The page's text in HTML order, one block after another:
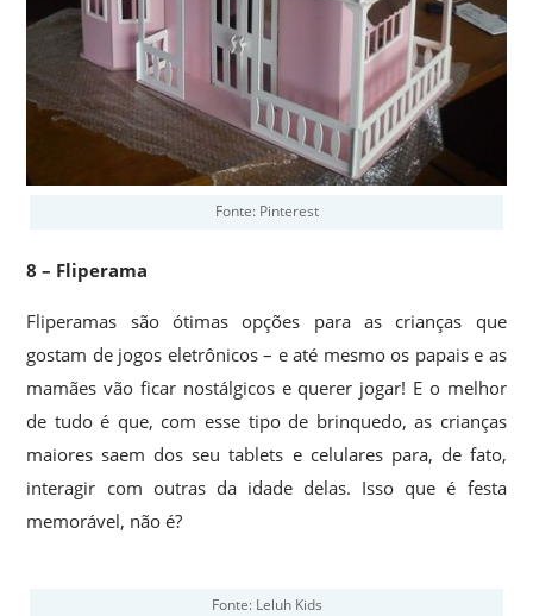
Fonte: Pinterest
8 – Fliperama
Fliperamas são ótimas opções para as crianças que
gostam de jogos eletrônicos – e até mesmo os papais e as
mamães vão ficar nostálgicos e querer jogar! E o melhor
de tudo é que, com esse tipo de brinquedo, as crianças
maiores saem dos seu tablets e celulares para, de fato,
interagir com outras da idade delas. Isso que é festa
memorável, não é?
Fonte: Leluh Kids